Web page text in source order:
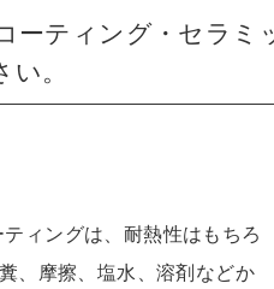
ーティング・セラ
。
ィングは、耐熱性はもちろ
、摩擦、塩水、溶剤などか